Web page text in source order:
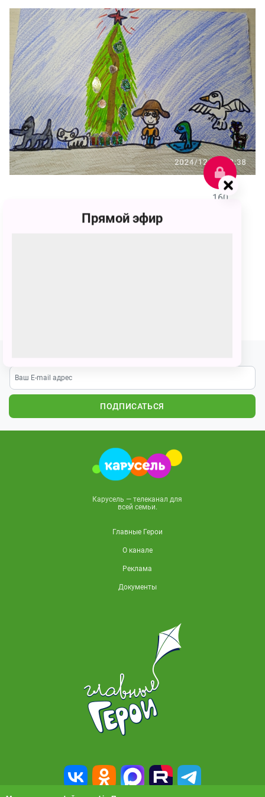
160
ПОДПИСАТЬСЯ
Карусель — телеканал для
всей семьи.
Главные Герои
О канале
Реклама
Документы
Прямой эфир